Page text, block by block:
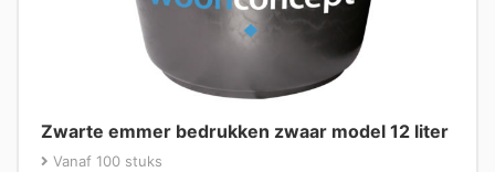
Zwarte emmer bedrukken zwaar model 12 liter
Vanaf 100 stuks